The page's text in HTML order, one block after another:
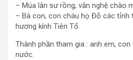
– Múa lân sư rồng, văn nghệ chào
– Bà con, con cháu họ Đỗ các tỉnh
hương kính Tiên Tổ.
Thành phần tham gia : anh em,
nước.